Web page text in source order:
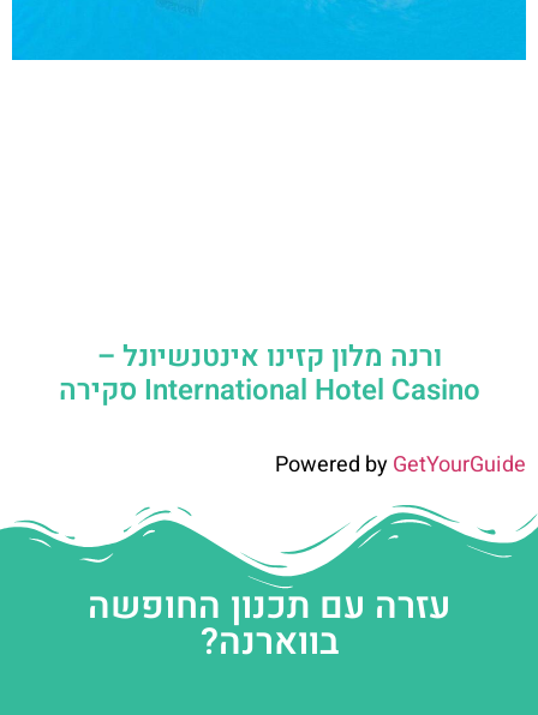
ורנה מלון קזינו אינטנשיונל –
International Hotel Casino סקירה
Powered byGetYourGuide
עזרה עם תכנון החופשה
בווארנה?